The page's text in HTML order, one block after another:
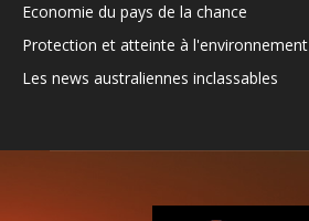
Economie du pays de la chance
Protection et atteinte à l'environnement
Les news australiennes inclassables